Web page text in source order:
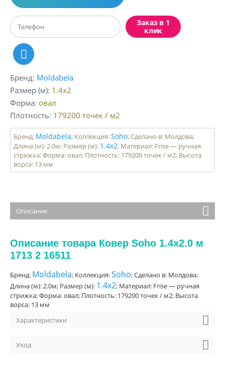
Заказ в 1
клик
Бренд Moldabela
Размер (м) 1.4x2
Форма овал
Плотность 179200 точек / м2
Бренд: Moldabela; Коллекция:Soho; Сделано в: Молдова;
Длина (м): 2.0м; Размер (м): 1.4x2; Материал: Frise — ручная
стрижка; Форма: овал; Плотность: 179200 точек / м2; Высота
ворса: 13 мм
Описание
Описание товара Ковер Soho 1.4x2.0 м
1713 2 16511
Бренд: Moldabela; Коллекция:Soho; Сделано в: Молдова;
Длина (м): 2.0м; Размер (м): 1.4x2; Материал: Frise — ручная
стрижка; Форма: овал; Плотность: 179200 точек / м2; Высота
ворса: 13 мм
Характеристики
Уход